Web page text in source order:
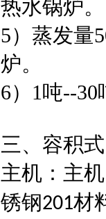
热水锅炉。
5）蒸发量
炉。
6）1吨--
三、容积
主机：主
锈钢201材